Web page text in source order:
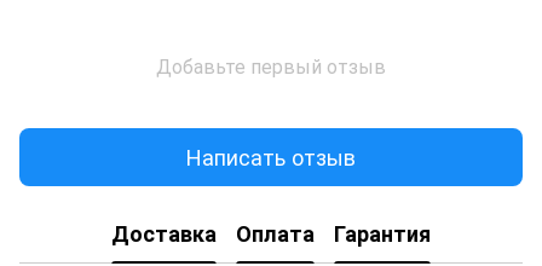
Добавьте первый отзыв
Написать отзыв
Доставка Оплата Гарантия